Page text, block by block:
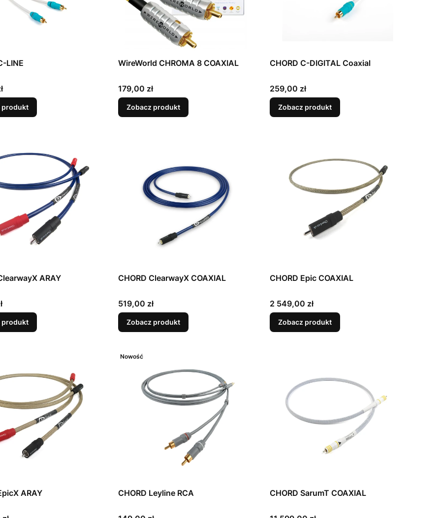
LINE
produkt
WireWorld CHROMA 8 COAXIAL
Cena
179,00 zł
Zobacz produkt
CHORD C-DIGITAL Coaxial
Cena
259,00 zł
Zobacz produkt
ARAY
produkt
CHORD ClearwayX COAXIAL
Cena
519,00 zł
Zobacz produkt
CHORD Epic COAXIAL
Cena
2 549,00 zł
Zobacz produkt
ARAY
Nowość
CHORD Leyline RCA CHORD SarumT COAXIAL